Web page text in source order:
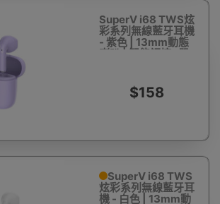
SuperV i68 TWS炫
彩系列無線藍牙耳機
- 紫色 | 13mm動態
喇叭 | 智能觸控+單
$158
SuperV i68 TWS
炫彩系列無線藍牙耳
機 - 白色 | 13mm動